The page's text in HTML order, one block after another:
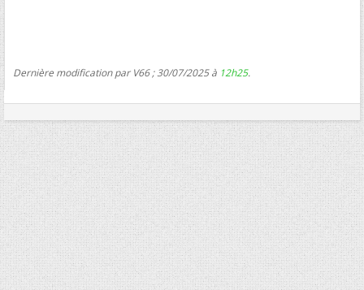
Dernière modification par V66 ; 30/07/2025 à 12h25.